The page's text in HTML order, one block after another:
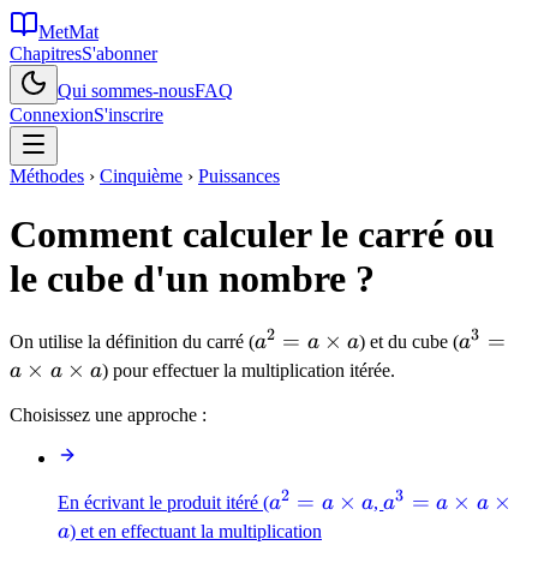
MetMat
ChapitresS'abonner
Qui sommes-nousFAQ
ConnexionS'inscrire
Méthodes › Cinquième › Puissances
Comment calculer le carré ou
le cube d'un nombre ?
On utilise la définition du carré (a^2 =
a
a2 = a × a) et du cube (a^3 =
a3 =
a × a × a) pour effectuer la multiplication itérée.
Choisissez une approche :
En écrivant le produit itéré (a^2 =
a
a2 = a × a,a^3 =
a3 = a × a ×
a) et en effectuant la multiplication